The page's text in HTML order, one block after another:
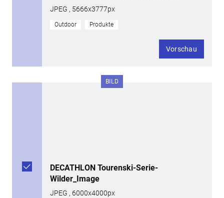
JPEG , 5666x3777px
Outdoor Produkte
Vorschau
BILD
DECATHLON Tourenski-Serie-
Wilder_Image
JPEG , 6000x4000px